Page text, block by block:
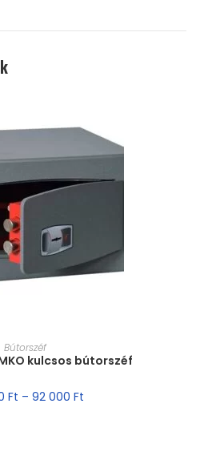
VÁLASZTÁSA
Bútorszéf
kulcsos bútorszéf
Ft – 92 000 Ft